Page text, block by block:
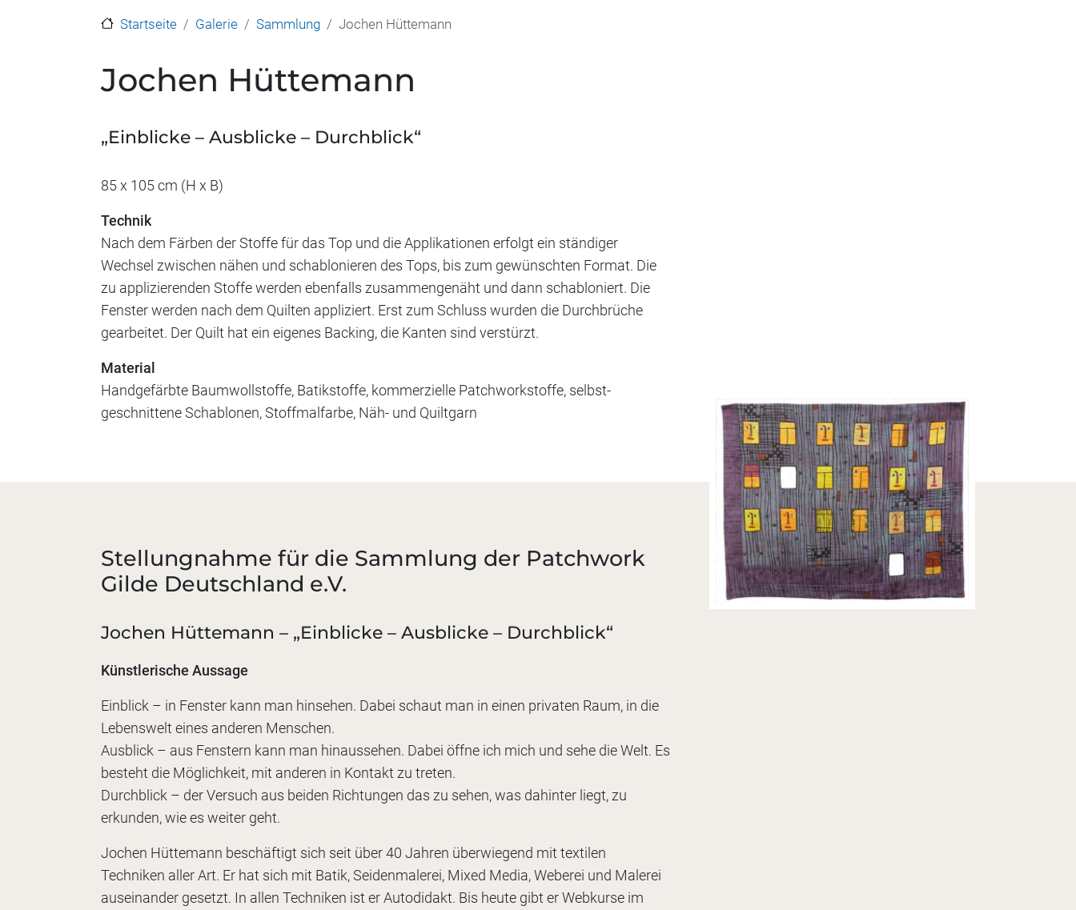
Startseite Galerie Sammlung Jochen Hüttemann
Jochen Hüttemann
„Einblicke – Ausblicke – Durchblick“
85 x 105 cm (H x B)
Technik
Nach dem Färben der Stoffe für das Top und die Applikationen erfolgt ein ständiger
Wechsel zwischen nähen und schablonieren des Tops, bis zum gewünschten Format. Die
zu applizierenden Stoffe werden ebenfalls zusammengenäht und dann schabloniert. Die
Fenster werden nach dem Quilten appliziert. Erst zum Schluss wurden die Durchbrüche
gearbeitet. Der Quilt hat ein eigenes Backing, die Kanten sind verstürzt.
Material
Handgefärbte Baumwollstoffe, Batikstoffe, kommerzielle Patchworkstoffe, selbst-
geschnittene Schablonen, Stoffmalfarbe, Näh- und Quiltgarn
Stellungnahme für die Sammlung der Patchwork
Gilde Deutschland e.V.
Jochen Hüttemann – „Einblicke – Ausblicke – Durchblick“
Künstlerische Aussage
Einblick – in Fenster kann man hinsehen. Dabei schaut man in einen privaten Raum, in die
Lebenswelt eines anderen Menschen.
Ausblick – aus Fenstern kann man hinaussehen. Dabei öffne ich mich und sehe die Welt. Es
besteht die Möglichkeit, mit anderen in Kontakt zu treten.
Durchblick – der Versuch aus beiden Richtungen das zu sehen, was dahinter liegt, zu
erkunden, wie es weiter geht.
Jochen Hüttemann beschäftigt sich seit über 40 Jahren überwiegend mit textilen
Techniken aller Art. Er hat sich mit Batik, Seidenmalerei, Mixed Media, Weberei und Malerei
auseinander gesetzt. In allen Techniken ist er Autodidakt. Bis heute gibt er Webkurse im